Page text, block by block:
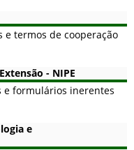
e termos de cooperação
- NIPE
e formulários inerentes
e